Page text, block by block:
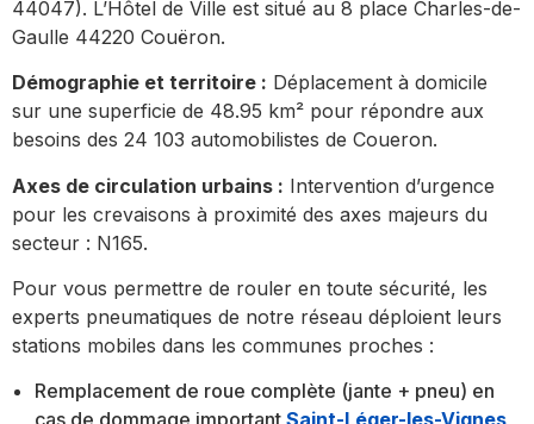
44047). L’Hôtel de Ville est situé au 8 place Charles-de-
Gaulle 44220 Couëron.
Démographie et territoire : Déplacement à domicile
sur une superficie de 48.95 km² pour répondre aux
besoins des 24 103 automobilistes de Coueron.
Axes de circulation urbains : Intervention d’urgence
pour les crevaisons à proximité des axes majeurs du
secteur : N165.
Pour vous permettre de rouler en toute sécurité, les
experts pneumatiques de notre réseau déploient leurs
stations mobiles dans les communes proches :
Remplacement de roue complète (jante + pneu) en